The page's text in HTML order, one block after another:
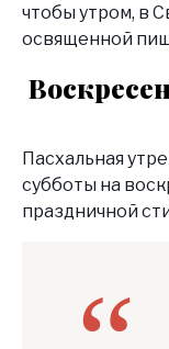
чтобы утром, в
освященной
Пасхальная
субботы на
праздничной